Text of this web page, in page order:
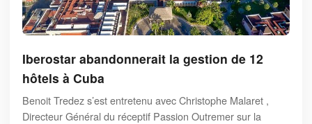
Iberostar abandonnerait la gestion de 12
hôtels à Cuba
Benoit Tredez s’est entretenu avec Christophe Malaret ,
Directeur Général du réceptif Passion Outremer sur la